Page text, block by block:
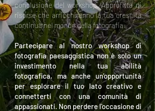
conclusione del workshop. Approfitta di
risorse che arricchiranno la tua crescita
continua nel mondo della fotografia.
Partecipare al nostro workshop di
fotografia paesaggistica non è solo un
investimento nella tua abilità
fotografica, ma anche un'opportunità
per esplorare il tuo lato creativo e
connetterti con una comunità di
appassionati. Non perdere l'occasione di